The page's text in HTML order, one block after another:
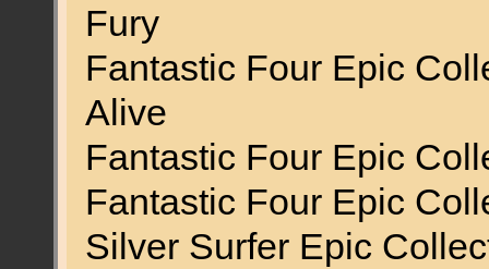
Fury
Fantastic Four Epic
Alive
Fantastic Four Epic
Fantastic Four Epic
Silver Surfer Epic